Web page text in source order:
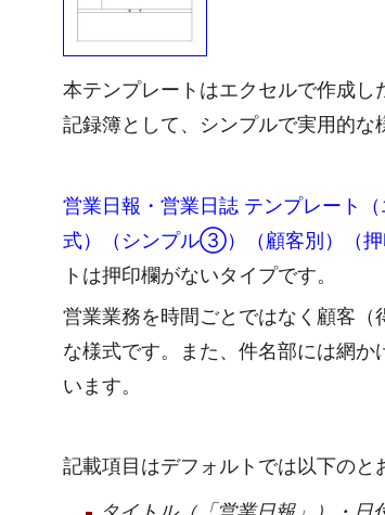
本テンプレートはエクセルで作成
記録簿として、シンプルで実用的な
営業日報・営業日誌 テンプレート
式）（シンプル③）（顧客別）（押
トは押印欄がないタイプです。
営業業務を時間ごとではなく顧客
な様式です。また、件名部には網
います。
記載項目はデフォルトでは以下のと